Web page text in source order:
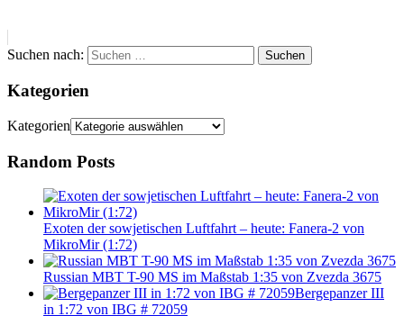
Suchen nach: Suchen
Kategorien
Kategorien
Random Posts
Exoten der sowjetischen Luftfahrt – heute: Fanera-2 von
MikroMir (1:72)
Russian MBT T-90 MS im Maßstab 1:35 von Zvezda 3675
Bergepanzer III
in 1:72 von IBG # 72059